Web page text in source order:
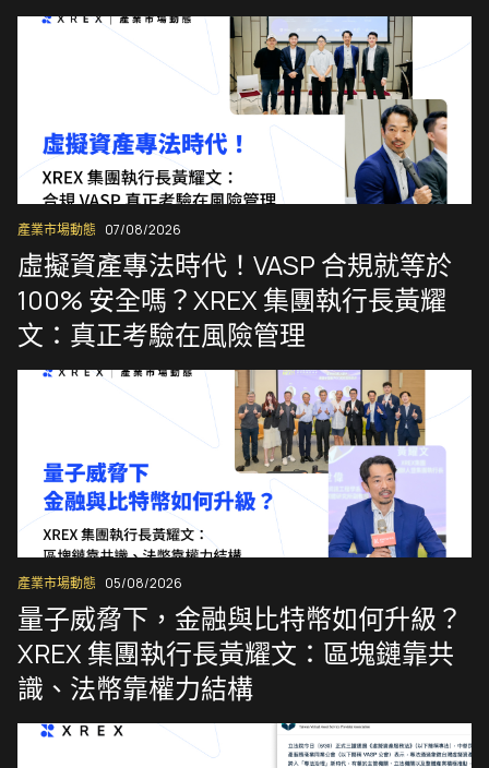
產業市場動態 07/08/2026
虛擬資產專法時代！VASP 合規就等於
100% 安全嗎？XREX 集團執行長黃耀
文：真正考驗在風險管理
產業市場動態 05/08/2026
量子威脅下，金融與比特幣如何升級？
XREX 集團執行長黃耀文：區塊鏈靠共
識、法幣靠權力結構